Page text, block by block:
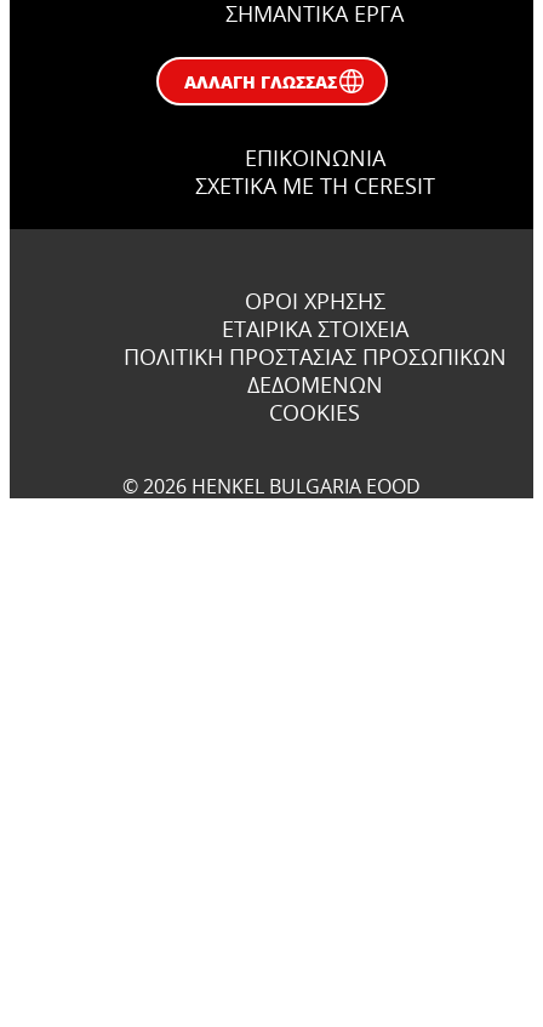
ΣΗΜΑΝΤΙΚΆ ΕΡΓΑ
ΑΛΛΑΓΉ ΓΛΏΣΣΑΣ
ΕΠΙΚΟΙΝΩΝΊΑ
ΣΧΕΤΙΚΆ ΜΕ ΤΗ CERESIT
ΌΡΟΙ ΧΡΉΣΗΣ
ΕΤΑΙΡΙΚΆ ΣΤΟΙΧΕΊΑ
ΠΟΛΙΤΙΚΉ ΠΡΟΣΤΑΣΊΑΣ ΠΡΟΣΩΠΙΚΏΝ
ΔΕΔΟΜΈΝΩΝ
COOKIES
© 2026 HENKEL BULGARIA EOOD